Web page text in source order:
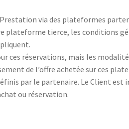
via des plateformes
plateforme tierce, les conditions
ces réservations, mais les
de l’offre achetée sur ces
par le partenaire. Le Client est
ou réservation.